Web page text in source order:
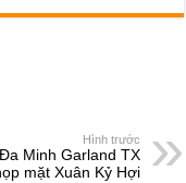
ail ar
Hình trước
Minh Garland TX
mặt Xuân Kỷ Hợi